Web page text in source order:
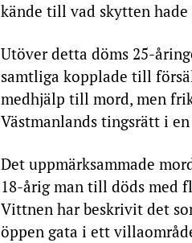
kände till vad skytten hade
Utöver detta döms 25-
samtliga kopplade till
medhjälp till mord, men
Västmanlands tingsrätt i
Det uppmärksammade
18-årig man till döds med
Vittnen har beskrivit det
öppen gata i ett